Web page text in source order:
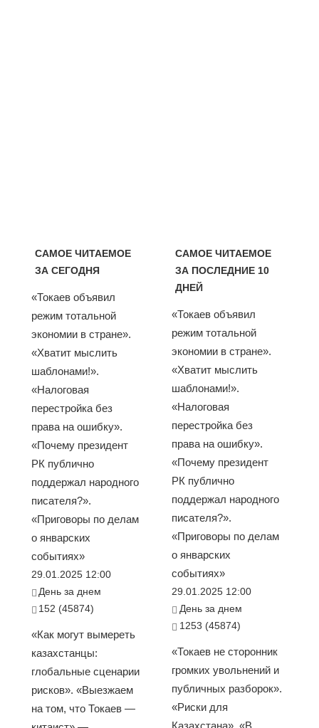
САМОЕ ЧИТАЕМОЕ
ЗА СЕГОДНЯ
«Токаев объявил
режим тотальной
экономии в стране».
«Хватит мыслить
шаблонами!».
«Налоговая
перестройка без
права на ошибку».
«Почему президент
РК публично
поддержал народного
писателя?».
«Приговоры по делам
о январских
событиях»
29.01.2025 12:00
День за днем
152 (45874)
«Как могут вымереть
казахстанцы:
глобальные сценарии
рисков». «Выезжаем
на том, что Токаев —
САМОЕ ЧИТАЕМОЕ
ЗА ПОСЛЕДНИЕ 10
ДНЕЙ
«Токаев объявил
режим тотальной
экономии в стране».
«Хватит мыслить
шаблонами!».
«Налоговая
перестройка без
права на ошибку».
«Почему президент
РК публично
поддержал народного
писателя?».
«Приговоры по делам
о январских
событиях»
29.01.2025 12:00
День за днем
1253 (45874)
«Токаев не сторонник
громких увольнений и
публичных разборок».
«Риски для